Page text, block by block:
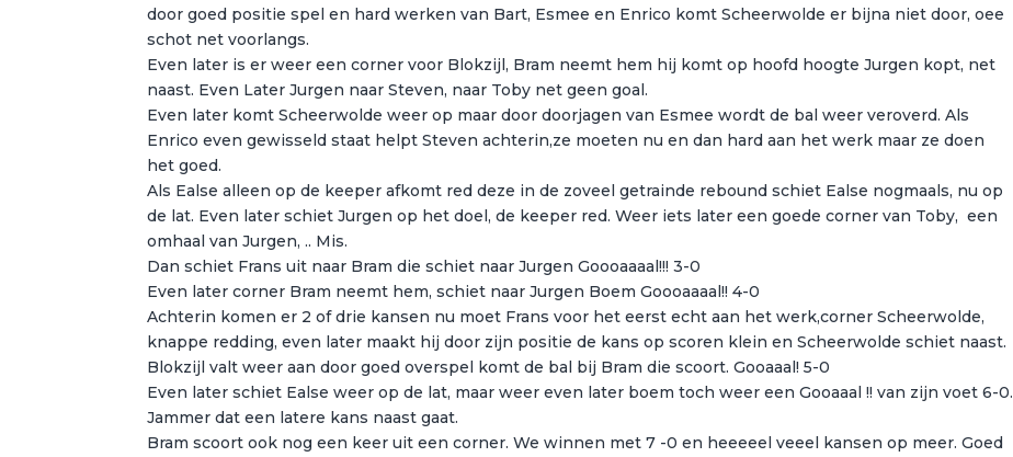
door goed positie spel en hard werken van Bart, Esmee en Enrico komt Scheerwolde er bijna niet door, oee
schot net voorlangs.
Even later is er weer een corner voor Blokzijl, Bram neemt hem hij komt op hoofd hoogte Jurgen kopt, net
naast. Even Later Jurgen naar Steven, naar Toby net geen goal.
Even later komt Scheerwolde weer op maar door doorjagen van Esmee wordt de bal weer veroverd. Als
Enrico even gewisseld staat helpt Steven achterin,ze moeten nu en dan hard aan het werk maar ze doen
het goed.
Als Ealse alleen op de keeper afkomt red deze in de zoveel getrainde rebound schiet Ealse nogmaals, nu op
de lat. Even later schiet Jurgen op het doel, de keeper red. Weer iets later een goede corner van Toby, een
omhaal van Jurgen, .. Mis.
Dan schiet Frans uit naar Bram die schiet naar Jurgen Goooaaaal!!! 3-0
Even later corner Bram neemt hem, schiet naar Jurgen Boem Goooaaaal!! 4-0
Achterin komen er 2 of drie kansen nu moet Frans voor het eerst echt aan het werk,corner Scheerwolde,
knappe redding, even later maakt hij door zijn positie de kans op scoren klein en Scheerwolde schiet naast.
Blokzijl valt weer aan door goed overspel komt de bal bij Bram die scoort. Gooaaal! 5-0
Even later schiet Ealse weer op de lat, maar weer even later boem toch weer een Gooaaal !! van zijn voet 6-0.
Jammer dat een latere kans naast gaat.
Bram scoort ook nog een keer uit een corner. We winnen met 7 -0 en heeeeel veeel kansen op meer. Goed